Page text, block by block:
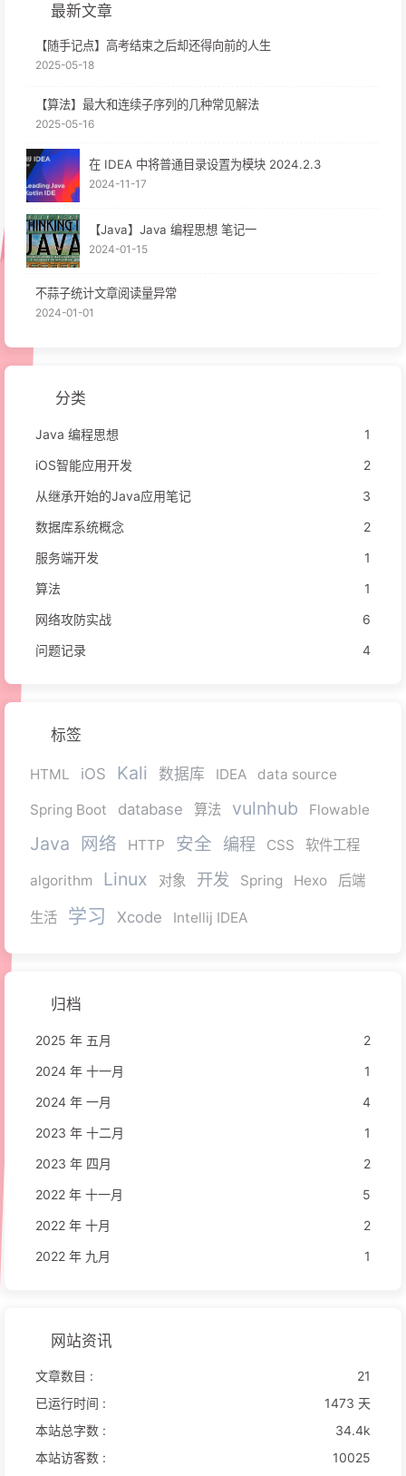
最新文章
【随手记点】高考结束之后却还得向前的人生
2025-05-18
【算法】最大和连续子序列的几种常见解法
2025-05-16
在 IDEA 中将普通目录设置为模块 2024.2.3
2024-11-17
【Java】Java 编程思想 笔记一
2024-01-15
不蒜子统计文章阅读量异常
2024-01-01
分类
Java 编程思想
1
iOS智能应用开发
2
从继承开始的Java应用笔记
3
数据库系统概念
2
服务端开发
1
算法
1
网络攻防实战
6
问题记录
4
标签
HTML iOS Kali 数据库 IDEA data source
Spring Boot database 算法 vulnhub Flowable
Java 网络 HTTP 安全 编程 CSS 软件工程
algorithm Linux 对象 开发 Spring Hexo 后端
生活 学习 Xcode Intellij IDEA
归档
2025 年 五月
2
2024 年 十一月
1
2024 年 一月
4
2023 年 十二月
1
2023 年 四月
2
2022 年 十一月
5
2022 年 十月
2
2022 年 九月
1
网站资讯
文章数目 :
21
已运行时间 :
1473 天
本站总字数 :
34.4k
本站访客数 :
10025